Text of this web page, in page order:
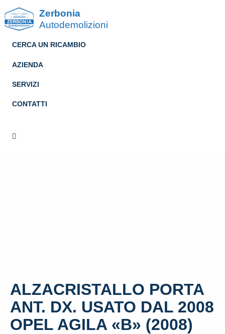
Zerbonia
Autodemolizioni
CERCA UN RICAMBIO
AZIENDA
SERVIZI
CONTATTI
ALZACRISTALLO PORTA
ANT. DX. USATO DAL 2008
OPEL AGILA «B» (2008)